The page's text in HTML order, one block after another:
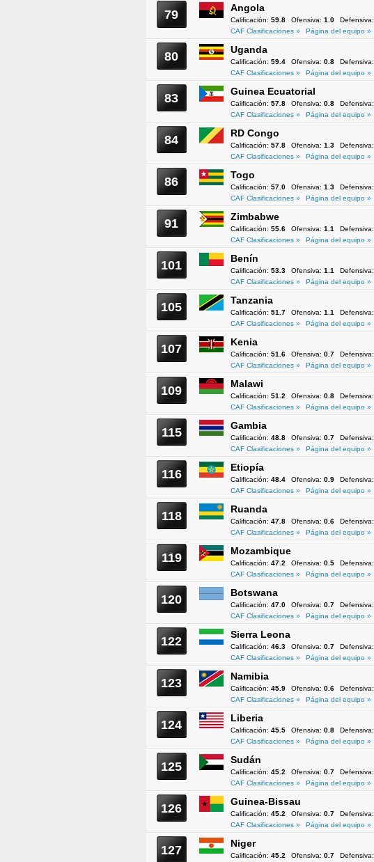
79 Angola
Calificación: 59.8 Ofensiva: 1.0 Defensiva:
CAF Clasificaciones »
Página del equipo »
80 Uganda
Calificación: 59.4 Ofensiva: 0.8 Defensiva:
CAF Clasificaciones »
Página del equipo »
83 Guinea Ecuatorial
Calificación: 57.8 Ofensiva: 0.8 Defensiva:
CAF Clasificaciones »
Página del equipo »
84 RD Congo
Calificación: 57.8 Ofensiva: 1.3 Defensiva:
CAF Clasificaciones »
Página del equipo »
86 Togo
Calificación: 57.0 Ofensiva: 1.3 Defensiva:
CAF Clasificaciones »
Página del equipo »
91 Zimbabwe
Calificación: 55.6 Ofensiva: 1.1 Defensiva:
CAF Clasificaciones »
Página del equipo »
101 Benín
Calificación: 53.3 Ofensiva: 1.1 Defensiva:
CAF Clasificaciones »
Página del equipo »
105 Tanzania
Calificación: 51.7 Ofensiva: 1.1 Defensiva:
CAF Clasificaciones »
Página del equipo »
107 Kenia
Calificación: 51.6 Ofensiva: 0.7 Defensiva:
CAF Clasificaciones »
Página del equipo »
109 Malawi
Calificación: 51.2 Ofensiva: 0.8 Defensiva:
CAF Clasificaciones »
Página del equipo »
115 Gambia
Calificación: 48.8 Ofensiva: 0.7 Defensiva:
CAF Clasificaciones »
Página del equipo »
116 Etiopía
Calificación: 48.4 Ofensiva: 0.9 Defensiva:
CAF Clasificaciones »
Página del equipo »
118 Ruanda
Calificación: 47.8 Ofensiva: 0.6 Defensiva:
CAF Clasificaciones »
Página del equipo »
119 Mozambique
Calificación: 47.2 Ofensiva: 0.5 Defensiva:
CAF Clasificaciones »
Página del equipo »
120 Botswana
Calificación: 47.0 Ofensiva: 0.7 Defensiva:
CAF Clasificaciones »
Página del equipo »
122 Sierra Leona
Calificación: 46.3 Ofensiva: 0.7 Defensiva:
CAF Clasificaciones »
Página del equipo »
123 Namibia
Calificación: 45.9 Ofensiva: 0.6 Defensiva:
CAF Clasificaciones »
Página del equipo »
124 Liberia
Calificación: 45.5 Ofensiva: 0.8 Defensiva:
CAF Clasificaciones »
Página del equipo »
125 Sudán
Calificación: 45.2 Ofensiva: 0.7 Defensiva:
CAF Clasificaciones »
Página del equipo »
126 Guinea-Bissau
Calificación: 45.2 Ofensiva: 0.7 Defensiva:
CAF Clasificaciones »
Página del equipo »
127 Niger
Calificación: 45.2 Ofensiva: 0.7 Defensiva: